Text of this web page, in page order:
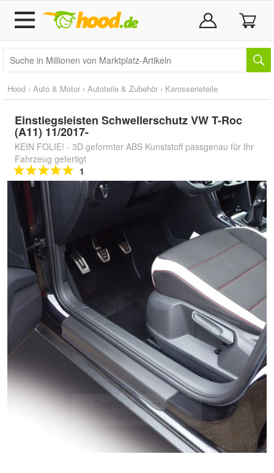
Hood › Auto & Motor › Autoteile & Zubehör › Karosserieteile
Einstiegsleisten Schwellerschutz VW T-Roc
(A11) 11/2017-
KEIN FOLIE! - 3D geformter ABS Kunststoff passgenau für Ihr
Fahrzeug gefertigt
1
Doppelt antippen zum
vergrößern